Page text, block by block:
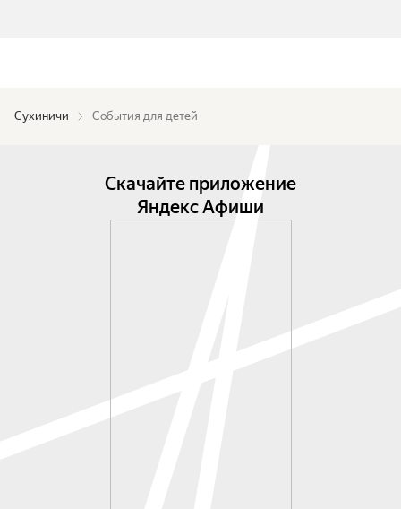
Сухиничи События для детей
Скачайте приложение
Яндекс Афиши